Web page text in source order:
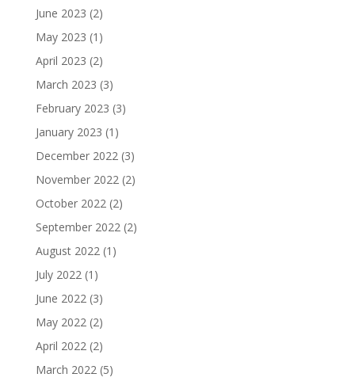
June 2023 (2)
May 2023 (1)
April 2023 (2)
March 2023 (3)
February 2023 (3)
January 2023 (1)
December 2022(3)
November 2022(2)
October 2022(2)
September 2022(2)
August 2022(1)
July 2022(1)
June 2022(3)
May 2022(2)
April 2022(2)
March 2022(5)